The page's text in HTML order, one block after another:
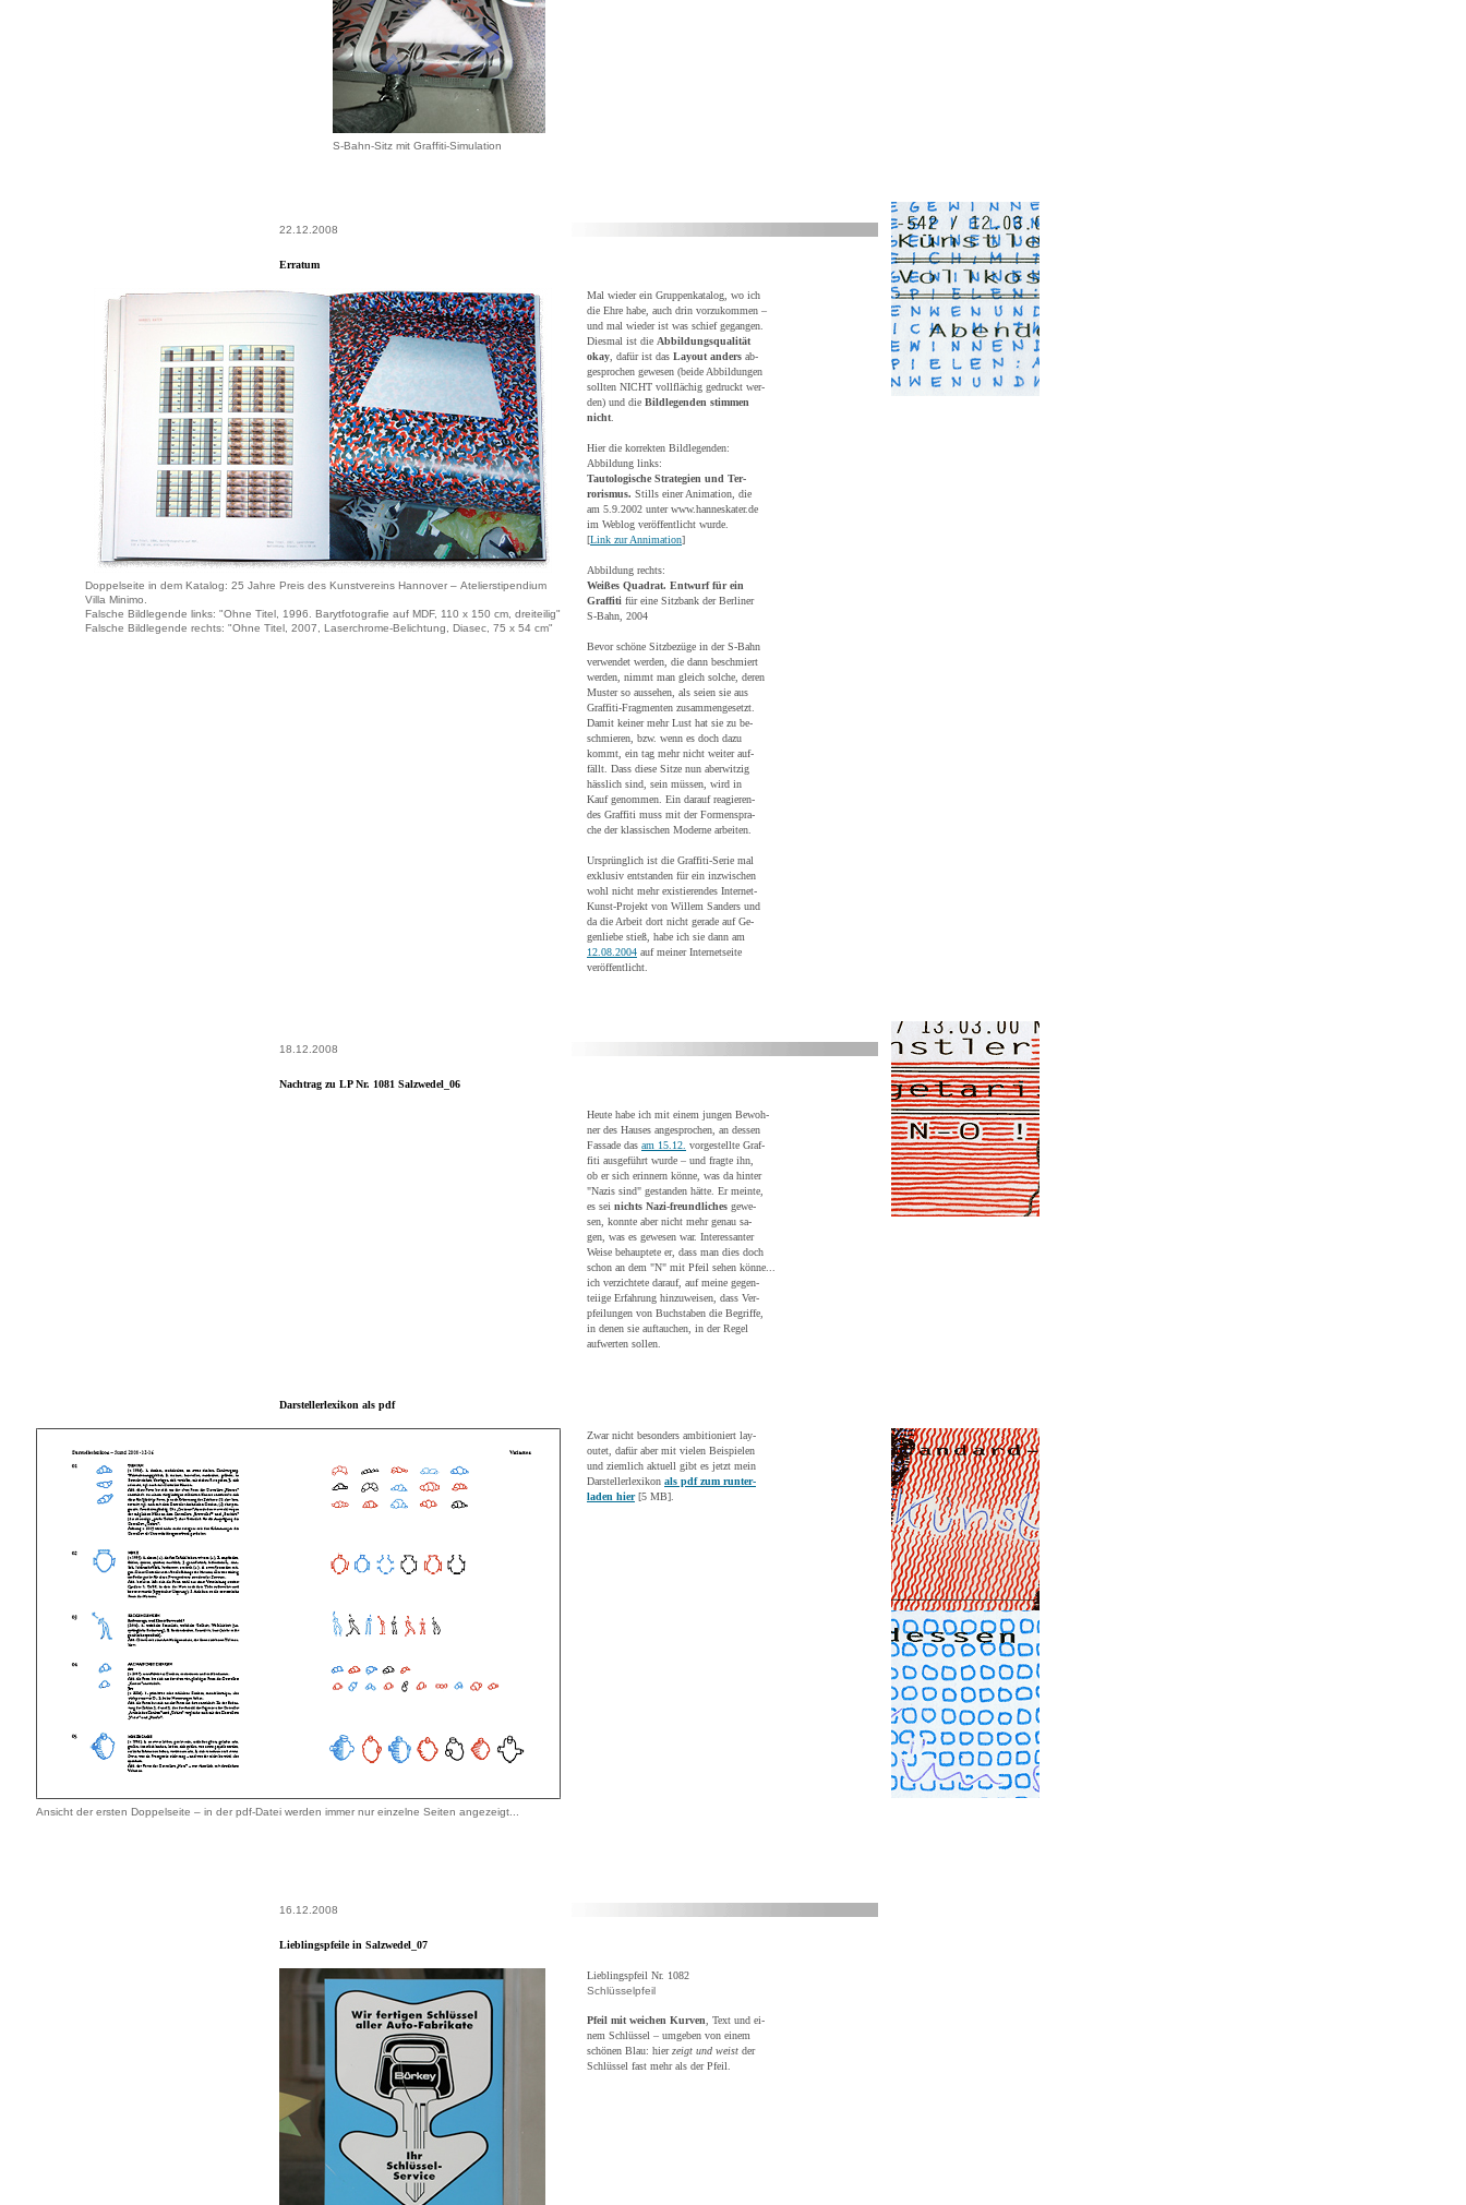
S-Bahn-Sitz mit Graffiti-Simulation
22.12.2008
Erratum
Doppelseite in dem Katalog: 25 Jahre Preis des Kunstvereins Hannover – Atelierstipendium
Villa Minimo.
Falsche Bildlegende links: "Ohne Titel, 1996. Barytfotografie auf MDF, 110 x 150 cm, dreiteilig"
Falsche Bildlegende rechts: "Ohne Titel, 2007, Laserchrome-Belichtung, Diasec, 75 x 54 cm"
Mal wieder ein Gruppenkatalog, wo ich
die Ehre habe, auch drin vorzukommen –
und mal wieder ist was schief gegangen.
Diesmal ist die Abbildungsqualität
okay , dafür ist das Layout anders ab-
gesprochen gewesen (beide Abbildungen
sollten NICHT vollflächig gedruckt wer-
den) und die Bildlegenden stimmen
nicht
Hier die korrekten Bildlegenden:
Abbildung links:
Tautologische Strategien und Ter-
rorismus. Stills einer Animation, die
am 5.9.2002 unter www.hanneskater.de
im Weblog veröffentlicht wurde.
[Link zur Annimation]
Abbildung rechts:
Weißes Quadrat. Entwurf für ein
Graffiti für eine Sitzbank der Berliner
S-Bahn, 2004
Bevor schöne Sitzbezüge in der S-Bahn
verwendet werden, die dann beschmiert
werden, nimmt man gleich solche, deren
Muster so aussehen, als seien sie aus
Graffiti-Fragmenten zusammengesetzt.
Damit keiner mehr Lust hat sie zu be-
schmieren, bzw. wenn es doch dazu
kommt, ein tag mehr nicht weiter auf-
fällt. Dass diese Sitze nun aberwitzig
hässlich sind, sein müssen, wird in
Kauf genommen. Ein darauf reagieren-
des Graffiti muss mit der Formenspra-
che der klassischen Moderne arbeiten.
Ursprünglich ist die Graffiti-Serie mal
exklusiv entstanden für ein inzwischen
wohl nicht mehr existierendes Internet-
Kunst-Projekt von Willem Sanders und
da die Arbeit dort nicht gerade auf Ge-
genliebe stieß, habe ich sie dann am
12.08.2004 auf meiner Internetseite
veröffentlicht.
18.12.2008
Nachtrag zu LP Nr. 1081 Salzwedel_06
Heute habe ich mit einem jungen Bewoh-
ner des Hauses angesprochen, an dessen
Fassade das am 15.12. vorgestellte Graf-
fiti ausgeführt wurde – und fragte ihn,
ob er sich erinnern könne, was da hinter
"Nazis sind" gestanden hätte. Er meinte,
es sei nichts Nazi-freundliches gewe-
sen, konnte aber nicht mehr genau sa-
gen, was es gewesen war. Interessanter
Weise behauptete er, dass man dies doch
schon an dem "N" mit Pfeil sehen könne...
ich verzichtete darauf, auf meine gegen-
teiige Erfahrung hinzuweisen, dass Ver-
pfeilungen von Buchstaben die Begriffe,
in denen sie auftauchen, in der Regel
aufwerten sollen.
Darstellerlexikon als pdf
Ansicht der ersten Doppelseite – in der pdf-Datei werden immer nur einzelne Seiten angezeigt...
Zwar nicht besonders ambitioniert lay-
outet, dafür aber mit vielen Beispielen
und ziemlich aktuell gibt es jetzt mein
Darstellerlexikon als pdf zum runter-
laden hier[5 MB].
16.12.2008
Lieblingspfeile in Salzwedel_07
Lieblingspfeil Nr. 1082
Schlüsselpfeil
Pfeil mit weichen Kurven , Text und ei-
nem Schlüssel – umgeben von einem
schönen Blau: hierzeigt und weist der
Schlüssel fast mehr als der Pfeil.